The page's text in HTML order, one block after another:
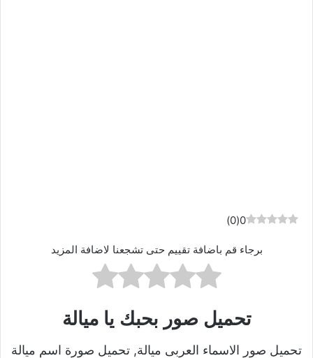
0
(
0
)
برجاء قم باضافة تقييم حتى تشجعنا لاضافة المزيد
تحميل صور بحبك يا ميالة
تحميل صور الاسماء العربى ميالة, تحميل صورة اسم ميالة